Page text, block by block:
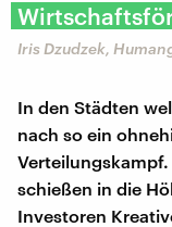
Iris Dzudzek,
In den Städten
nach so ein
schießen in die
Investoren